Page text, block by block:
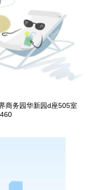
商务园华新园d座505室